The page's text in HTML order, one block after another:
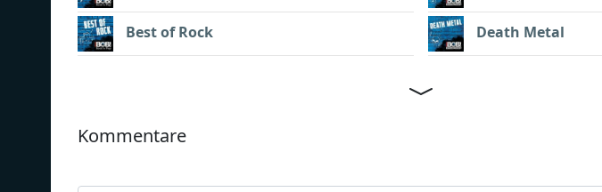
Best of Rock Death Metal
Kommentare